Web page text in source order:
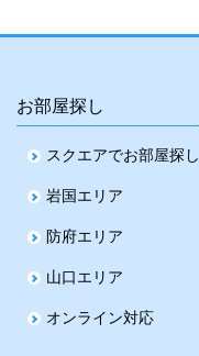
お部屋探し
スクエアでお部屋探し
岩国エリア
防府エリア
山口エリア
オンライン対応